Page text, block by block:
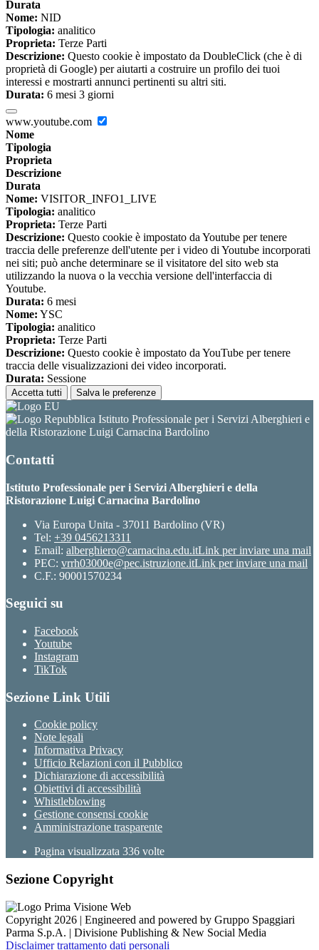
Durata
Nome: NID
Tipologia: analitico
Proprieta: Terze Parti
Descrizione: Questo cookie è impostato da DoubleClick (che è di
proprietà di Google) per aiutarti a costruire un profilo dei tuoi
interessi e mostrarti annunci pertinenti su altri siti.
Durata: 6 mesi 3 giorni
www.youtube.com
Nome
Tipologia
Proprieta
Descrizione
Durata
Nome: VISITOR_INFO1_LIVE
Tipologia: analitico
Proprieta: Terze Parti
Descrizione: Questo cookie è impostato da Youtube per tenere
traccia delle preferenze dell'utente per i video di Youtube incorporati
nei siti; può anche determinare se il visitatore del sito web sta
utilizzando la nuova o la vecchia versione dell'interfaccia di
Youtube.
Durata: 6 mesi
Nome: YSC
Tipologia: analitico
Proprieta: Terze Parti
Descrizione: Questo cookie è impostato da YouTube per tenere
traccia delle visualizzazioni dei video incorporati.
Durata: Sessione
Accetta tutti Salva le preferenze
Istituto Professionale per i Servizi Alberghieri e
della Ristorazione Luigi Carnacina Bardolino
Contatti
Istituto Professionale per i Servizi Alberghieri e della
Ristorazione Luigi Carnacina Bardolino
Via Europa Unita - 37011 Bardolino (VR)
Tel: +39 0456213311
Email: alberghiero@carnacina.edu.itLink per inviare una mail
PEC: vrrh03000e@pec.istruzione.itLink per inviare una mail
C.F.: 90001570234
Seguici su
Facebook
Youtube
Instagram
TikTok
Sezione Link Utili
Cookie policy
Note legali
Informativa Privacy
Ufficio Relazioni con il Pubblico
Dichiarazione di accessibilità
Obiettivi di accessibilità
Whistleblowing
Gestione consensi cookie
Amministrazione trasparente
Pagina visualizzata 336 volte
Sezione Copyright
Copyright 2026 | Engineered and powered by Gruppo Spaggiari
Parma S.p.A. | Divisione Publishing & New Social Media
Disclaimer trattamento dati personali